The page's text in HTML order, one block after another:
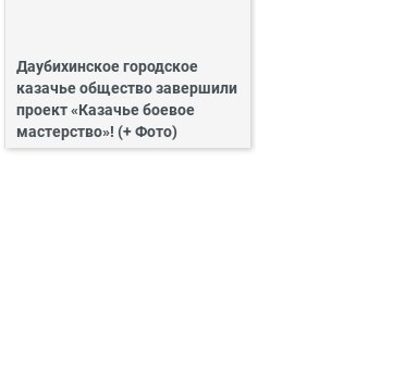
Даубихинское городское
казачье общество завершили
проект «Казачье боевое
мастерство»! (+ Фото)